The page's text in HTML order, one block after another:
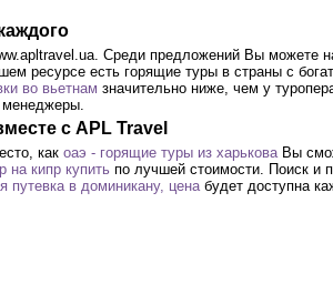
Среди предложений Вы можете
ресурсе есть горящие туры в страны с
во вьетнам значительно ниже, чем у
менеджеры.
с APL Travel
как оаэ - горящие туры из харьковаВы
на кипр купить по лучшей стоимости. Поиск и
путевка в доминикану, ценабудет доступна